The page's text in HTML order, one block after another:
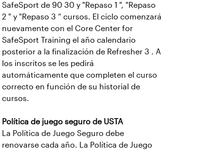
SafeSport de 90 30 y "Repaso 1 ", "Repaso
2 " y "Repaso 3 ” cursos. El ciclo comenzará
nuevamente con el Core Center for
SafeSport Training el año calendario
posterior a la finalización de Refresher 3 . A
los inscritos se les pedirá
automáticamente que completen el curso
correcto en función de su historial de
cursos.
Política de juego seguro de USTA
La Política de Juego Seguro debe
renovarse cada año. La Política de Juego